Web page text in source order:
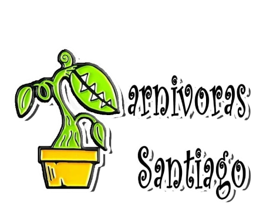
Guías de germinación